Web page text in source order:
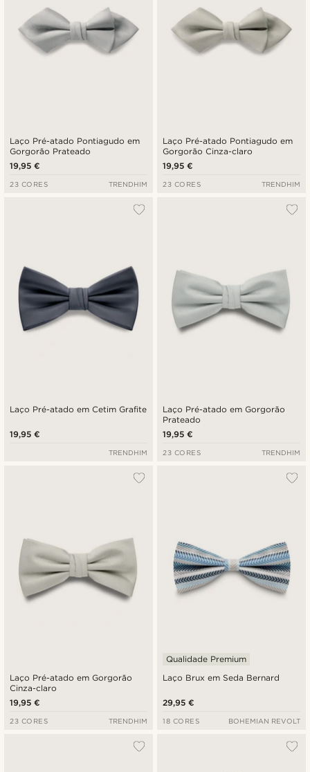
Laço Pré-atado Pontiagudo em
Gorgorão Prateado
19,95 €
23 CORES TRENDHIM
Laço Pré-atado Pontiagudo em
Gorgorão Cinza-claro
19,95 €
23 CORES TRENDHIM
Laço Pré-atado em Cetim Grafite
19,95 €
TRENDHIM
Laço Pré-atado em Gorgorão
Prateado
19,95 €
23 CORES TRENDHIM
Laço Pré-atado em Gorgorão
Cinza-claro
19,95 €
23 CORES TRENDHIM
Laço Brux em Seda Bernard
Qualidade Premium
29,95 €
18 CORES BOHEMIAN REVOLT